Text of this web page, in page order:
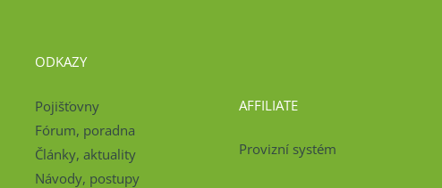
ODKAZY
Pojišťovny
Fórum, poradna
Články, aktuality
Návody, postupy
AFFILIATE
Provizní systém